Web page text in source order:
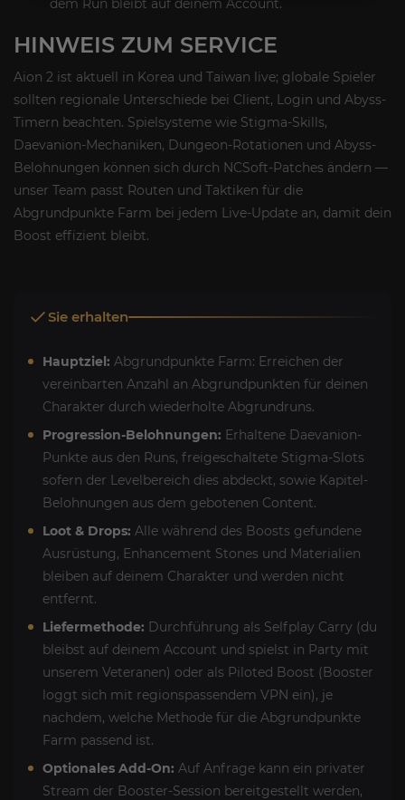
HINWEIS ZUM SERVICE
Aion 2 ist aktuell in Korea und Taiwan live; globale Spieler
sollten regionale Unterschiede bei Client, Login und Abyss-
Timern beachten. Spielsysteme wie Stigma-Skills,
Daevanion-Mechaniken, Dungeon-Rotationen und Abyss-
Belohnungen können sich durch NCSoft-Patches ändern —
unser Team passt Routen und Taktiken für die
Abgrundpunkte Farm bei jedem Live-Update an, damit dein
Boost effizient bleibt.
Sie erhalten
Hauptziel: Abgrundpunkte Farm: Erreichen der
vereinbarten Anzahl an Abgrundpunkten für deinen
Charakter durch wiederholte Abgrundruns.
Progression-Belohnungen: Erhaltene Daevanion-
Punkte aus den Runs, freigeschaltete Stigma-Slots
sofern der Levelbereich dies abdeckt, sowie Kapitel-
Belohnungen aus dem gebotenen Content.
Loot & Drops: Alle während des Boosts gefundene
Ausrüstung, Enhancement Stones und Materialien
bleiben auf deinem Charakter und werden nicht
entfernt.
Liefermethode: Durchführung als Selfplay Carry (du
bleibst auf deinem Account und spielst in Party mit
unserem Veteranen) oder als Piloted Boost (Booster
loggt sich mit regionspassendem VPN ein), je
nachdem, welche Methode für die Abgrundpunkte
Farm passend ist.
Optionales Add-On: Auf Anfrage kann ein privater
Stream der Booster-Session bereitgestellt werden,